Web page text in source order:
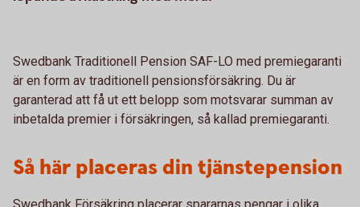
Swedbank Traditionell Pension SAF-LO med premiegaranti
är en form av traditionell pensionsförsäkring. Du är
garanterad att få ut ett belopp som motsvarar summan av
inbetalda premier i försäkringen, så kallad premiegaranti.
Så här placeras din tjänstepension